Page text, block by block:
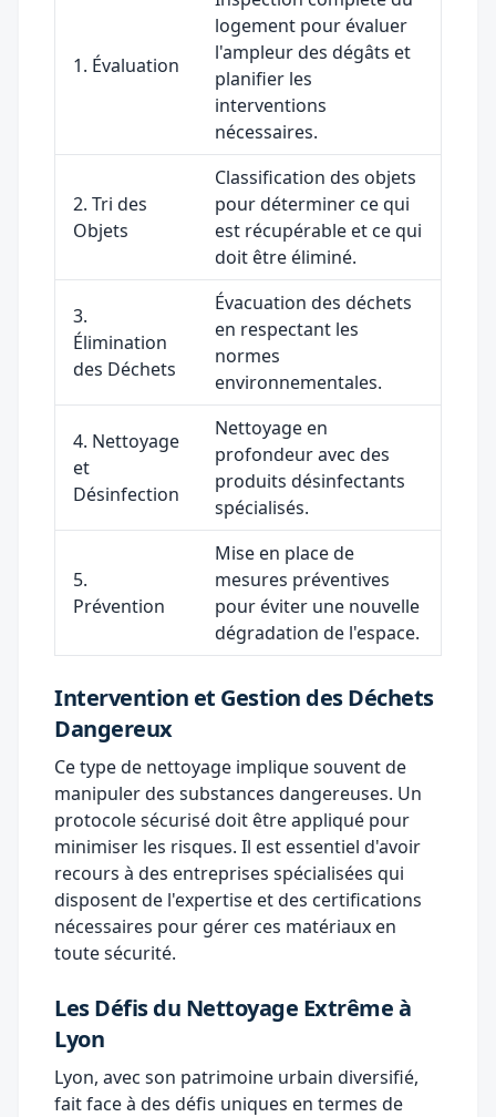
1. Évaluation
logement pour évaluer
l'ampleur des dégâts et
planifier les
interventions
nécessaires.
2. Tri des
Objets
Classification des objets
pour déterminer ce qui
est récupérable et ce qui
doit être éliminé.
3.
Élimination
des Déchets
Évacuation des déchets
en respectant les
normes
environnementales.
4. Nettoyage
et
Désinfection
Nettoyage en
profondeur avec des
produits désinfectants
spécialisés.
5.
Prévention
Mise en place de
mesures préventives
pour éviter une nouvelle
dégradation de l'espace.
Intervention et Gestion des Déchets
Dangereux
Ce type de nettoyage implique souvent de
manipuler des substances dangereuses. Un
protocolesécurisédoit être appliqué pour
minimiser les risques. Il est essentiel d'avoir
recours à des entreprises spécialisées qui
disposent de l'expertise et des certifications
nécessaires pour gérer ces matériaux en
toute sécurité.
Les Défis du Nettoyage Extrême à
Lyon
Lyon, avec son patrimoine urbain diversifié,
fait face à des défis uniques en termes de